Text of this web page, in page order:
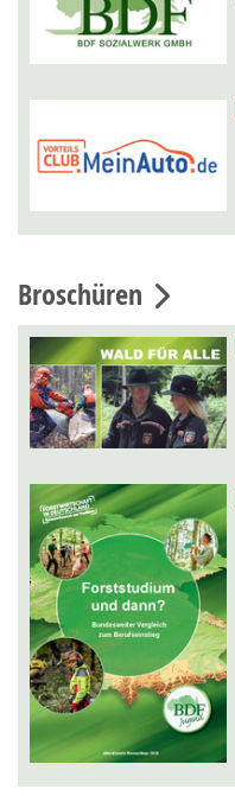
Broschüren